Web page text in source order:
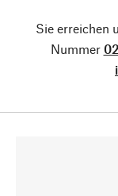
Sie erreichen
Nummer